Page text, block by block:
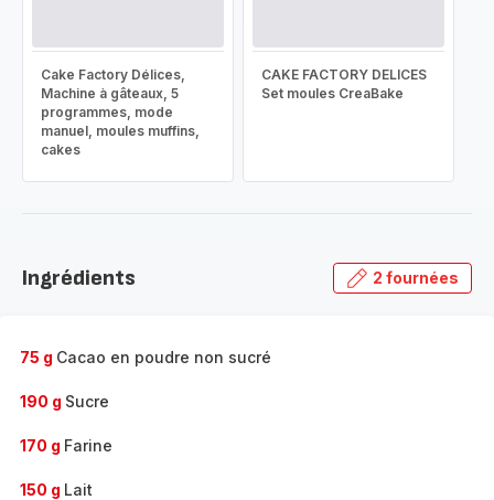
Cake Factory Délices,
Machine à gâteaux, 5
programmes, mode
manuel, moules muffins,
cakes
CAKE FACTORY DELICES
Set moules CreaBake
Ingrédients 2 fournées
75 g Cacao en poudre non sucré
190 g Sucre
170 g Farine
150 g Lait